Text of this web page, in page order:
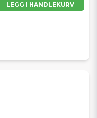
LEGG I HANDLEKURV